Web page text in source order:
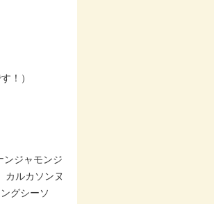
！）
ンジャモンジ
カルカソンヌ
グシーソ